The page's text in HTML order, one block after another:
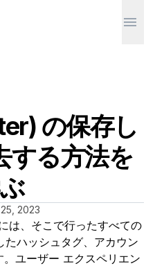
の保存し
する方法を
2023
は、そこで行ったすべての
ハッシュタグ、アカウン
。ユーザー エクスペリエン